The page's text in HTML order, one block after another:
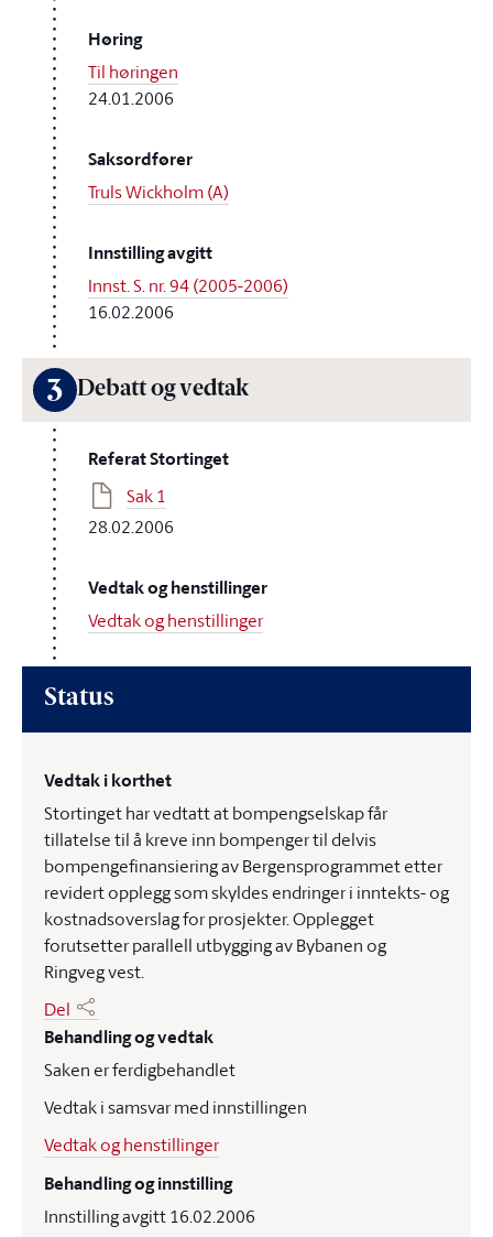
Høring
Til høringen
24.01.2006
Saksordfører
Truls Wickholm (A)
Innstilling avgitt
Innst. S. nr. 94 (2005-2006)
16.02.2006
3 Debatt og vedtak
Referat Stortinget
Sak 1
28.02.2006
Vedtak og henstillinger
Vedtak og henstillinger
Status
Vedtak i korthet
Stortinget har vedtatt at bompengselskap får
tillatelse til å kreve inn bompenger til delvis
bompengefinansiering av Bergensprogrammet etter
revidert opplegg som skyldes endringer i inntekts- og
kostnadsoverslag for prosjekter. Opplegget
forutsetter parallell utbygging av Bybanen og
Ringveg vest.
Del
Behandling og vedtak
Saken er ferdigbehandlet
Vedtak i samsvar med innstillingen
Vedtak og henstillinger
Behandling og innstilling
Innstilling avgitt 16.02.2006